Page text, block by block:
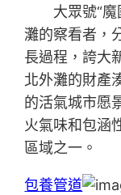
大眾號“魔
灘的察看者，
長過程，誇大
北外灘的財產
的活氣城市愿
火氣味和包涵
區域之一。
包養管道